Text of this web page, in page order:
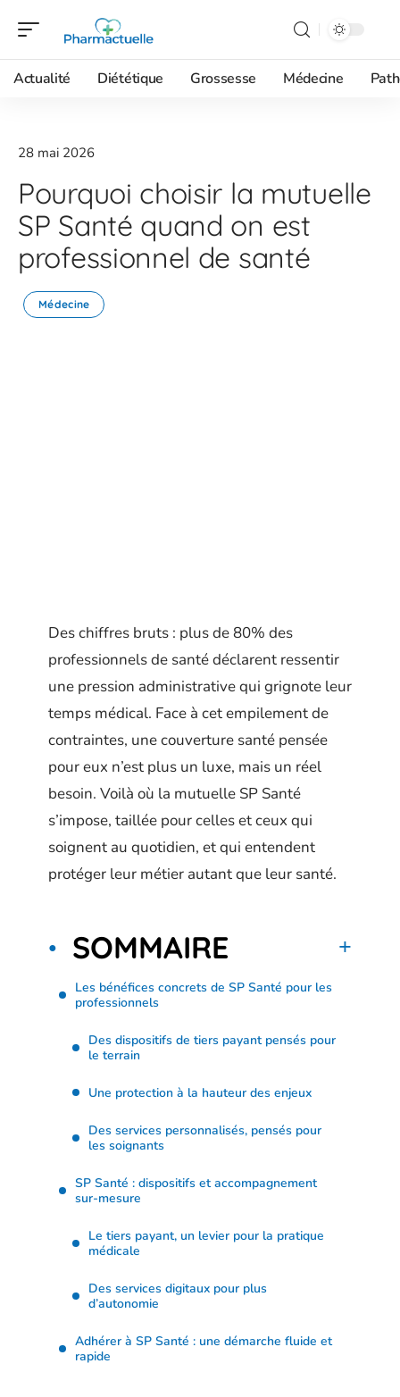
Actualité Diététique Grossesse Médecine
28 mai 2026
Pourquoi choisir la mutuelle
SP Santé quand on est
professionnel de santé
Médecine
Des chiffres bruts : plus de 80% des
professionnels de santé déclarent ressentir
une pression administrative qui grignote leur
temps médical. Face à cet empilement de
contraintes, une couverture santé pensée
pour eux n’est plus un luxe, mais un réel
besoin. Voilà où la mutuelle SP Santé
s’impose, taillée pour celles et ceux qui
soignent au quotidien, et qui entendent
protéger leur métier autant que leur santé.
SOMMAIRE
Les bénéfices concrets de SP Santé pour les
professionnels
Des dispositifs de tiers payant pensés pour
le terrain
Une protection à la hauteur des enjeux
Des services personnalisés, pensés pour
les soignants
SP Santé : dispositifs et accompagnement
sur-mesure
Le tiers payant, un levier pour la pratique
médicale
Des services digitaux pour plus
d’autonomie
Adhérer à SP Santé : une démarche fluide et
rapide